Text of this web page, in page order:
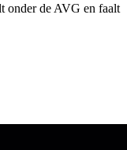
onder de AVG en faalt